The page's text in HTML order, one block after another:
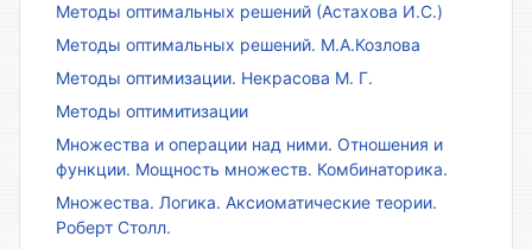
Методы оптимальных решений (Астахова И.С.)
Методы оптимальных решений. М.А.Козлова
Методы оптимизации. Некрасова М. Г.
Методы оптимитизации
Множества и операции над ними. Отношения и
функции. Мощность множеств. Комбинаторика.
Множества. Логика. Аксиоматические теории.
Роберт Столл.